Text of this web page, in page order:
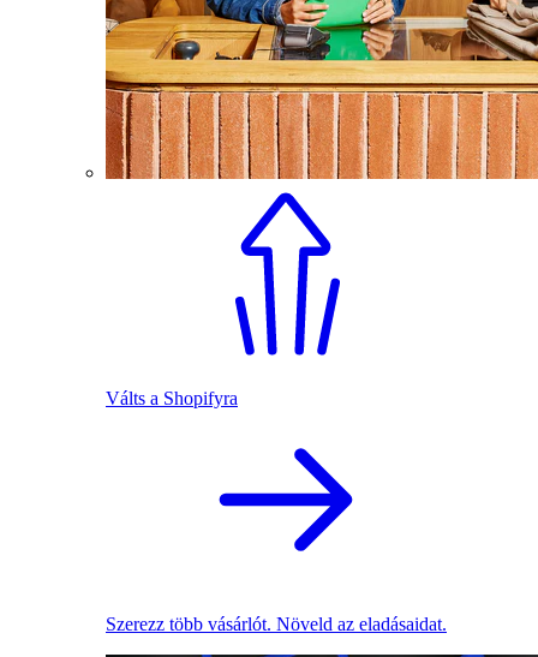
Válts a Shopifyra
Szerezz több vásárlót. Növeld az eladásaidat.